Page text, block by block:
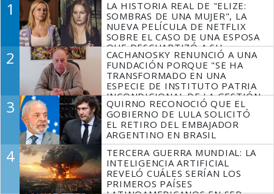
1
LA HISTORIA REAL DE "ELIZE:
SOMBRAS DE UNA MUJER", LA
NUEVA PELÍCULA DE NETFLIX
SOBRE EL CASO DE UNA ESPOSA
QUE DESCUARTIZÓ A SU
MARIDO
2
CACHANOSKY RENUNCIÓ A UNA
FUNDACIÓN PORQUE "SE HA
TRANSFORMADO EN UNA
ESPECIE DE INSTITUTO PATRIA
INCONDICIONAL DE LA GESTIÓN
DE MILEI"
3
QUIRNO RECONOCIÓ QUE EL
GOBIERNO DE LULA SOLICITÓ
EL RETIRO DEL EMBAJADOR
ARGENTINO EN BRASIL
4
TERCERA GUERRA MUNDIAL: LA
INTELIGENCIA ARTIFICIAL
REVELÓ CUÁLES SERÍAN LOS
PRIMEROS PAÍSES